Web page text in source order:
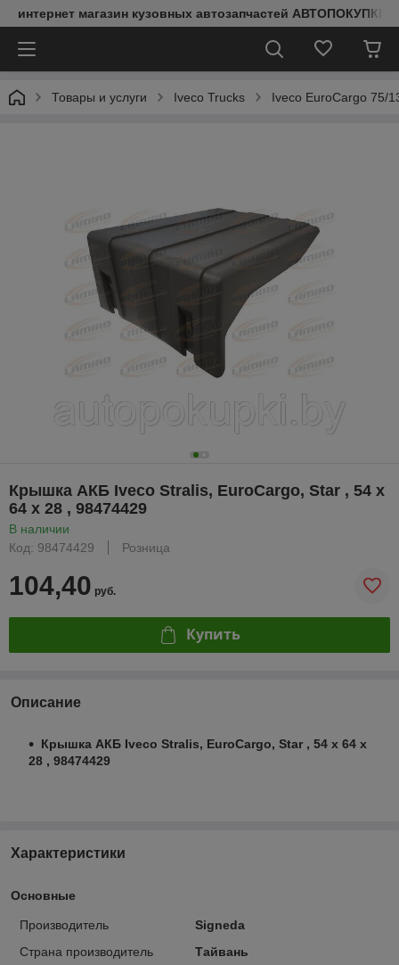
интернет магазин кузовных автозапчастей АВТОПОКУПКИ
Товары и услуги Iveco Trucks Iveco EuroCargo 75/
Крышка АКБ Iveco Stralis, EuroCargo, Star , 54 x
64 x 28 , 98474429
В наличии
Код: 98474429
Розница
104,40 руб.
Купить
Описание
Крышка АКБ Iveco Stralis, EuroCargo, Star , 54 x 64 x
28 , 98474429
Характеристики
Основные
Производитель
Signeda
Страна производитель
Тайвань